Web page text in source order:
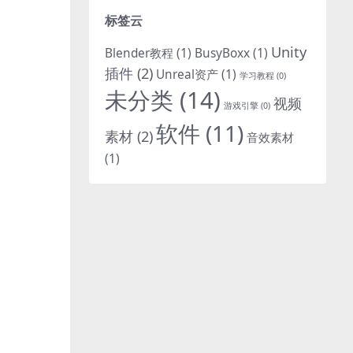
标签云
Blender教程 (1) BusyBoxx(1) Unity
插件 (2) Unreal资产(1) 学习教程 (0)
未分类 (14) 游戏引擎 (0) 视频
素材 (2)软件 (11)音效素材
(1)